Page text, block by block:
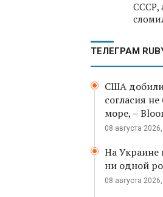
СССР,
ТЕЛЕГРАМ
США
согласия
море, –
08 августа 2026,
На Украине
ни одной
08 августа